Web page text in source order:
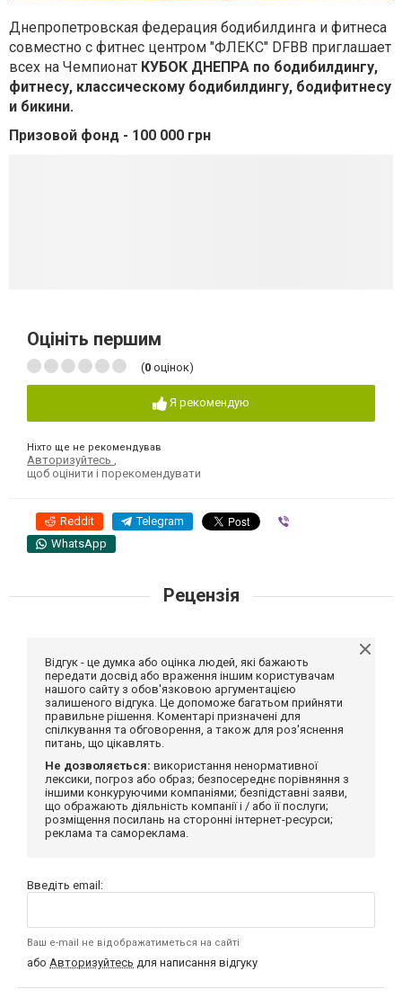
Днепропетровская федерация бодибилдинга и фитнеса
совместно с фитнес центром "ФЛЕКС" DFBB приглашает
всех на Чемпионат КУБОК ДНЕПРА по бодибилдингу,
фитнесу, классическому бодибилдингу, бодифитнесу
и бикини.
Призовой фонд - 100 000 грн
Оцініть першим
(0 оцінок)
Я рекомендую
Ніхто ще не рекомендував
Авторизуйтесь
щоб оцінити і порекомендувати
Reddit Telegram
WhatsApp
Рецензія
Відгук - це думка або оцінка людей, які бажають
передати досвід або враження іншим користувачам
нашого сайту з обов'язковою аргументацією
залишеного відгука. Це допоможе багатьом прийняти
правильне рішення. Коментарі призначені для
спілкування та обговорення, а також для роз'яснення
питань, що цікавлять.
Не дозволяється: використання ненормативної
лексики, погроз або образ; безпосереднє порівняння з
іншими конкуруючими компаніями; безпідставні заяви,
що ображають діяльність компанії і / або її послуги;
розміщення посилань на сторонні інтернет-ресурси;
реклама та самореклама.
Введіть email:
Ваш e-mail не відображатиметься на сайті
або Авторизуйтесь для написання відгуку